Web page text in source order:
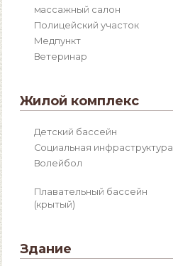
массажный салон
Полицейский участок
Медпункт
Ветеринар
Жилой комплекс
Детский бассейн
Социальная инфраструктура
Волейбол
Плавательный бассейн
(крытый)
Здание